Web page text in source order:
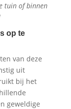
tuin of binnen
op te
van deze
uit
bij het
geweldige